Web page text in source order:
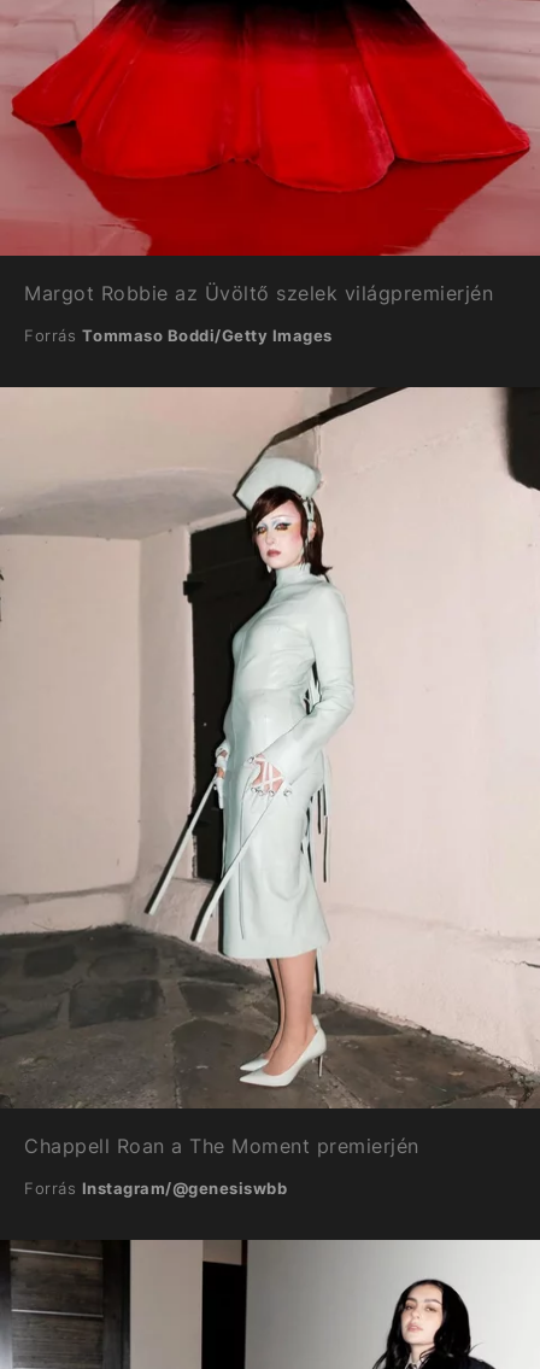
Margot Robbie az Üvöltő szelek világpremierjén
Forrás Tommaso Boddi/Getty Images
Chappell Roan a The Moment premierjén
Forrás Instagram/@genesiswbb